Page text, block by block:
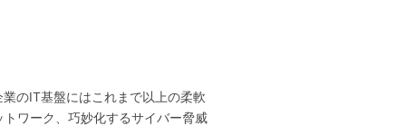
のIT基盤にはこれまで以上の柔軟
ワーク、巧妙化するサイバー脅威